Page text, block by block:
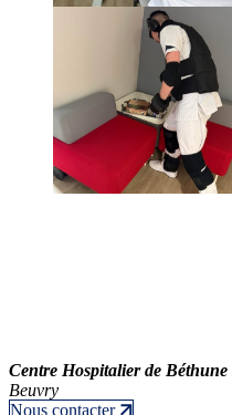
Centre Hospitalier de
Beuvry
Nous contacter